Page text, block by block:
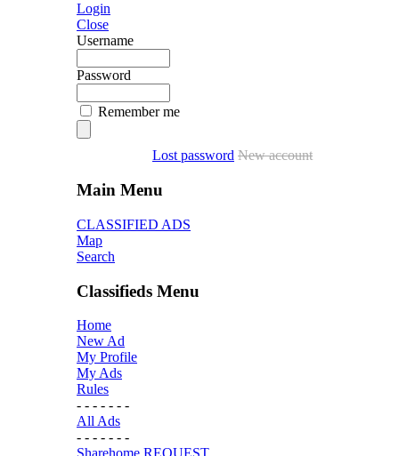
Login
Close
Username
Password
Remember me
Lost password New account
Main Menu
CLASSIFIED ADS
Map
Search
Classifieds Menu
Home
New Ad
My Profile
My Ads
Rules
- - - - - - -
All Ads
- - - - - - -